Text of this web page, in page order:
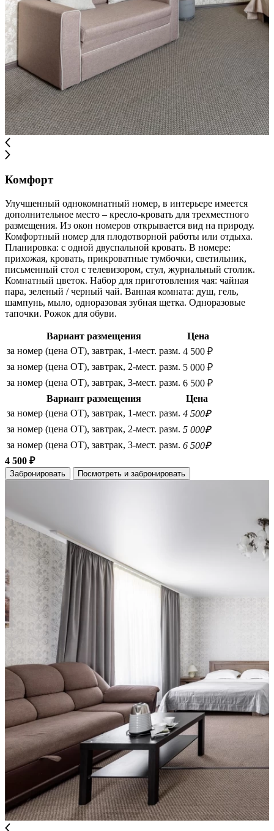
Комфорт
Улучшенный однокомнатный номер, в интерьере имеется
дополнительное место – кресло-кровать для трехместного
размещения. Из окон номеров открывается вид на природу.
Комфортный номер для плодотворной работы или отдыха.
Планировка: с одной двуспальной кровать. В номере:
прихожая, кровать, прикроватные тумбочки, светильник,
письменный стол с телевизором, стул, журнальный столик.
Комнатный цветок. Набор для приготовления чая: чайная
пара, зеленый / черный чай. Ванная комната: душ, гель,
шампунь, мыло, одноразовая зубная щетка. Одноразовые
тапочки. Рожок для обуви.
Вариант размещения
Цена
за номер (цена ОТ), завтрак, 1-мест. разм. 4 500 ₽
за номер (цена ОТ), завтрак, 2-мест. разм. 5 000 ₽
за номер (цена ОТ), завтрак, 3-мест. разм. 6 500 ₽
Вариант размещения
Цена
за номер (цена ОТ), завтрак, 1-мест. разм. 4 500₽
за номер (цена ОТ), завтрак, 2-мест. разм. 5 000₽
за номер (цена ОТ), завтрак, 3-мест. разм. 6 500₽
4 500 ₽
Забронировать Посмотреть и забронировать